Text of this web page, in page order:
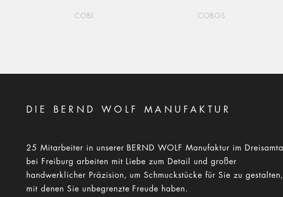
COBI COBOS
DIE BERND WOLF MANUFAKTUR
25 Mitarbeiter in unserer BERND WOLF Manufaktur im Dreisamtal
bei Freiburg arbeiten mit Liebe zum Detail und großer
handwerklicher Präzision, um Schmuckstücke für Sie zu gestalten,
mit denen Sie unbegrenzte Freude haben.